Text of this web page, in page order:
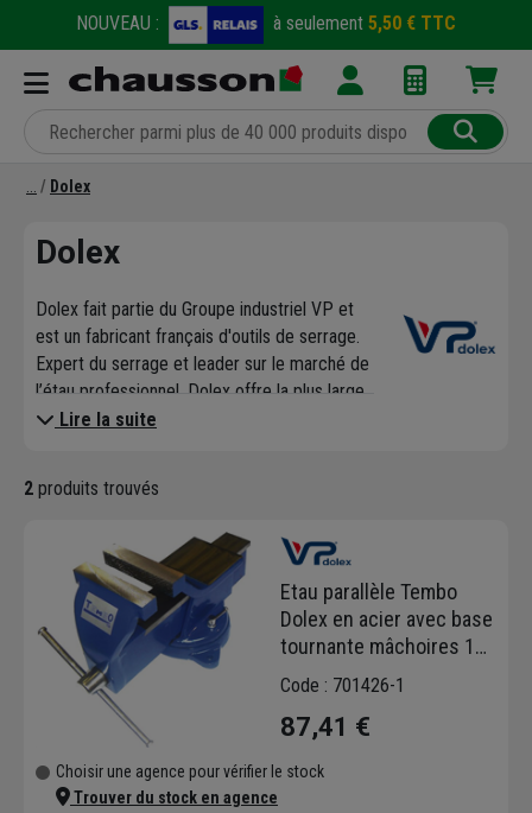
NOUVEAU : à seulement 5,50 € TTC
Dolex
Dolex
Dolex fait partie du Groupe industriel VP et
est un fabricant français d'outils de serrage.
Expert du serrage et leader sur le marché de
l’étau professionnel, Dolex offre la plus large
gamme d'outils de serrage français avec des
et de l'outillage divers.
L'étau Dolex fait l’unanimité auprès des
professionnels depuis plus de 100 ans.
Robuste, précis, fiable et stable, l'étau Dolex
est une référence dans son domaine.
Découvrez notre sélection d'étaux de qualité,
fixes ou tournants, avec ou sans serre-tube,
ainsi que des jeux de mors de rechange.
Lire la suite
2 produits trouvés
Etau parallèle Tembo
Dolex en acier avec base
tournante mâchoires 100
mm ouverture 155 mm
Code : 701426-1
87,41 €
Choisir une agence pour vérifier le stock
Trouver du stock en agence